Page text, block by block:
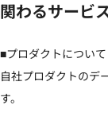
関わるサービ
■プロダクトについて
自社プロダクトのデ
す。